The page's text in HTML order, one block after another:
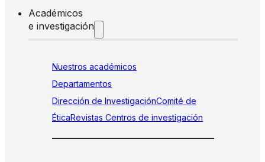
Académicos
e investigación
Nuestros académicos
Departamentos
Dirección de InvestigaciónComité de
ÉticaRevistas Centros de investigación